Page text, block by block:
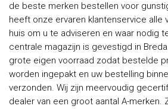
de beste merken bestellen voor
heeft onze ervaren klantenservice alle
huis om u te adviseren en waar nodig
centrale magazijn is gevestigd in
grote eigen voorraad zodat bestelde
worden ingepakt en uw bestelling
verzonden. Wij zijn meervoudig
dealer van een groot aantal A-merken.